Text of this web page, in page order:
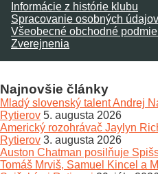
Informácie z histórie klubu
Spracovanie osobných
Všeobecné obchodné
Zverejnenia
Najnovšie články
Mladý slovenský talent Andrej
Rytierov 5. augusta 2026
Americký rozohrávač Jaylyn
Rytierov 3. augusta 2026
Auston Chatman posilňuje
Tomáš Mrviš, Samuel Kincel a